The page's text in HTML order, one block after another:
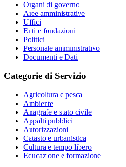
Organi di governo
Aree amministrative
Uffici
Enti e fondazioni
Politici
Personale amministrativo
Documenti e Dati
Categorie di Servizio
Agricoltura e pesca
Ambiente
Anagrafe e stato civile
Appalti pubblici
Autorizzazioni
Catasto e urbanistica
Cultura e tempo libero
Educazione e formazione